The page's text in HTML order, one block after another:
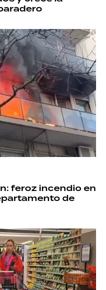
feroz incendio en
de